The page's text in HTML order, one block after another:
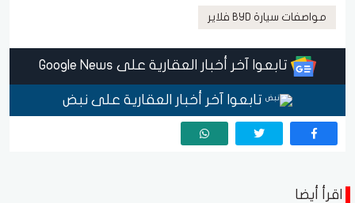
مواصفات سيارة BYD فلاير
تابعوا آخر أخبار العقارية على Google News
تابعوا آخر أخبار العقارية على نبض
اقرأ أيضا